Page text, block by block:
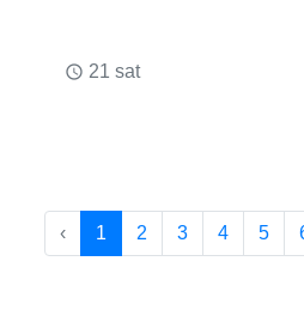
access_time 21 sat
‹ 1 2 3 4 5